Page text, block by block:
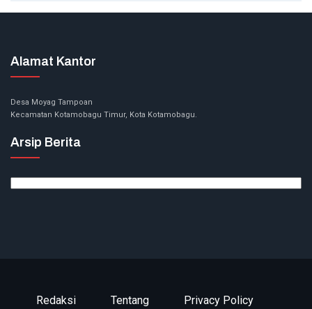
Alamat Kantor
Desa Moyag Tampoan
Kecamatan Kotamobagu Timur, Kota Kotamobagu.
Arsip Berita
Redaksi Tentang Privacy Policy